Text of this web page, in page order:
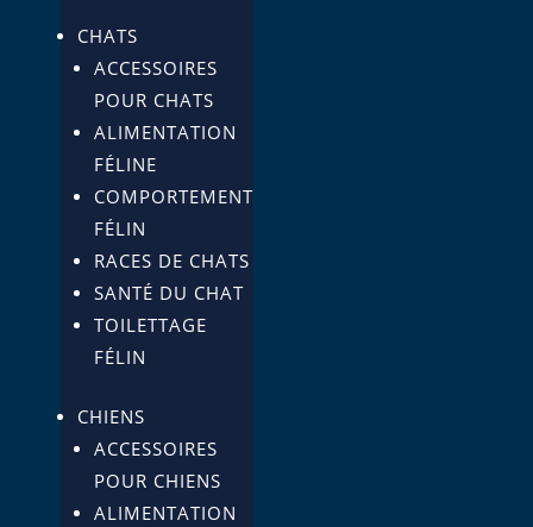
CHATS
ACCESSOIRES
POUR CHATS
ALIMENTATION
FÉLINE
COMPORTEMENT
FÉLIN
RACES DE CHATS
SANTÉ DU CHAT
TOILETTAGE
FÉLIN
CHIENS
ACCESSOIRES
POUR CHIENS
ALIMENTATION